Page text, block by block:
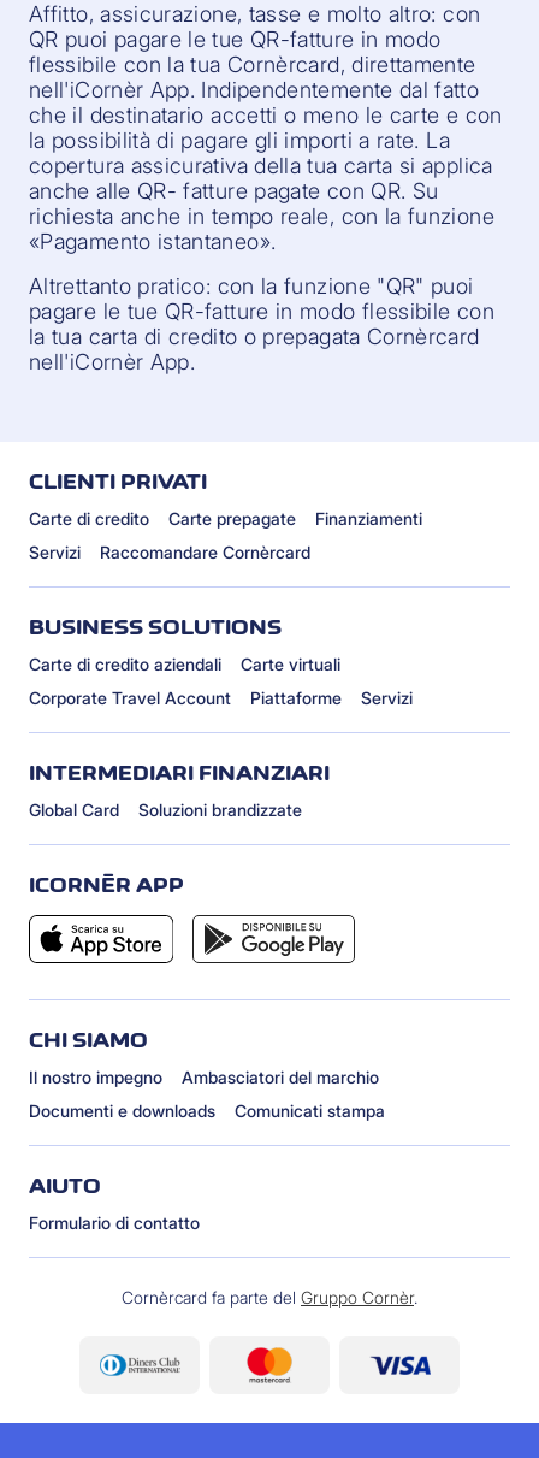
Affitto, assicurazione, tasse e molto altro: con
QR puoi pagare le tue QR-fatture in modo
flessibile con la tua Cornèrcard, direttamente
nell'iCornèr App. Indipendentemente dal fatto
che il destinatario accetti o meno le carte e con
la possibilità di pagare gli importi a rate. La
copertura assicurativa della tua carta si applica
anche alle QR- fatture pagate con QR. Su
richiesta anche in tempo reale, con la funzione
«Pagamento istantaneo».
Altrettanto pratico: con la funzione "QR" puoi
pagare le tue QR-fatture in modo flessibile con
la tua carta di credito o prepagata Cornèrcard
nell'iCornèr App.
CLIENTI PRIVATI
Carte di credito Carte prepagate
Finanziamenti
Servizi
Raccomandare Cornèrcard
BUSINESS SOLUTIONS
Carte di credito aziendali
Carte virtuali
Corporate Travel Account
Piattaforme Servizi
INTERMEDIARI FINANZIARI
Global Card Soluzioni brandizzate
ICORNÈR APP
CHI SIAMO
Il nostro impegno
Ambasciatori del marchio
Documenti e downloads
Comunicati stampa
AIUTO
Formulario di contatto
Cornèrcard fa parte del Gruppo Cornèr.